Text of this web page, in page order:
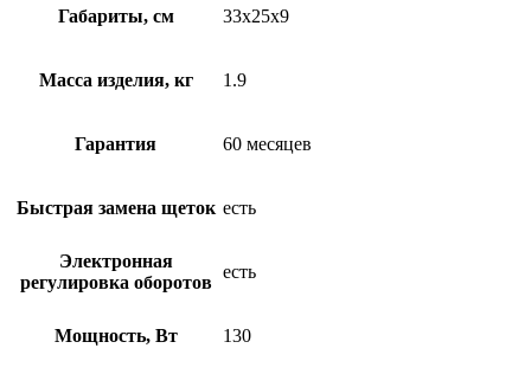
Габариты, см 33x25x9
Масса изделия, кг 1.9
Гарантия 60 месяцев
Быстрая замена щеток есть
Электронная
регулировка оборотов
есть
Мощность, Вт 130